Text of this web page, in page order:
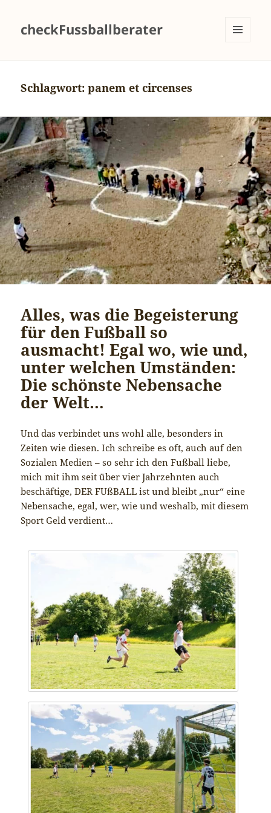
checkFussballberater
UND
Schlagwort:panem et circenses
Alles, was die Begeisterung
für den Fußball so
ausmacht! Egal wo, wie und,
unter welchen Umständen:
Die schönste Nebensache
der Welt…
Und das verbindet uns wohl alle, besonders in
Zeiten wie diesen. Ich schreibe es oft, auch auf den
Sozialen Medien – so sehr ich den Fußball liebe,
mich mit ihm seit über vier Jahrzehnten auch
beschäftige, DER FUßBALL ist und bleibt „nur“ eine
Nebensache, egal, wer, wie und weshalb, mit diesem
Sport Geld verdient…